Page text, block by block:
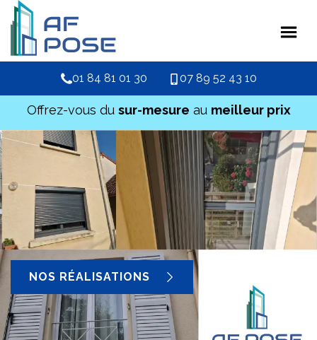
01 84 81 01 30 07 89 52 43 10
Offrez-vous du sur-mesure au meilleur prix
NOS RÉALISATIONS